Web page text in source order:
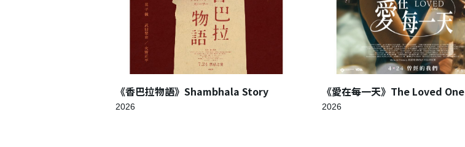
《香巴拉物語》Shambhala Story
2026
《愛在每一天》The Loved One
2026